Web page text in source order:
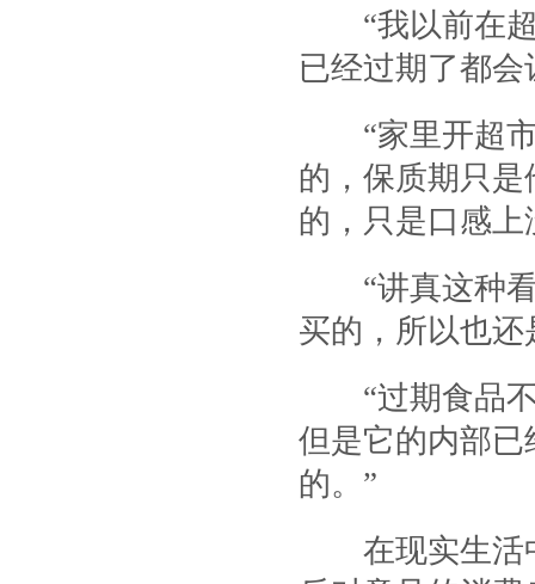
“我以前在超
已经过期了都
“家里开超市
的，保质期只
的，只是口感
“讲真这种看
买的，所以也还
“过期食品不
但是它的内部
的。”
在现实生活中